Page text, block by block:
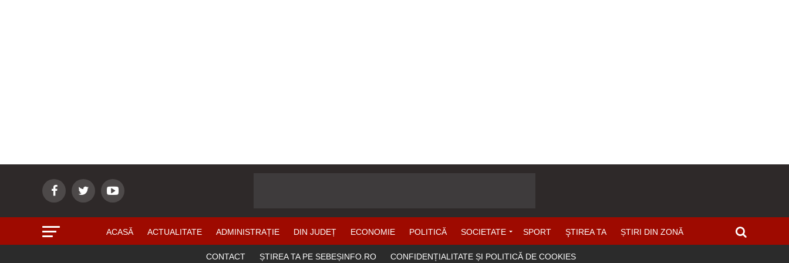
ACASĂ ACTUALITATE ADMINISTRAȚIE DIN JUDEȚ ECONOMIE POLITICĂ SOCIETATE SPORT ŞTIREA TA ȘTIRI DIN ZONĂ
CONTACT ȘTIREA TA PE SEBEȘINFO.RO CONFIDENȚIALITATE ȘI POLITICĂ DE COOKIES